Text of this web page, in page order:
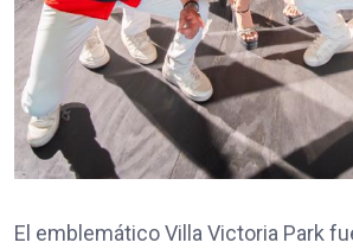
​El emblemático Villa Victoria Park